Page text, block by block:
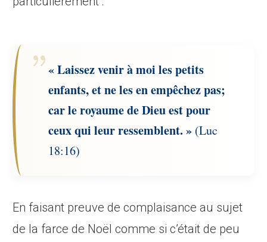
« Laissez venir à moi les petits
enfants, et ne les en empêchez pas;
car le royaume de Dieu est pour
ceux qui leur ressemblent. » (Luc
18:16)
En faisant preuve de complaisance au sujet
de la farce de Noël comme si c’était de peu